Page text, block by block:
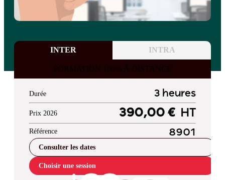
INTER INTRA
FORMATION 100% À DISTANCE
Durée 3 heures
Prix 2026 390,00 € HT
Référence 8901
Consulter les dates
Choisir une session